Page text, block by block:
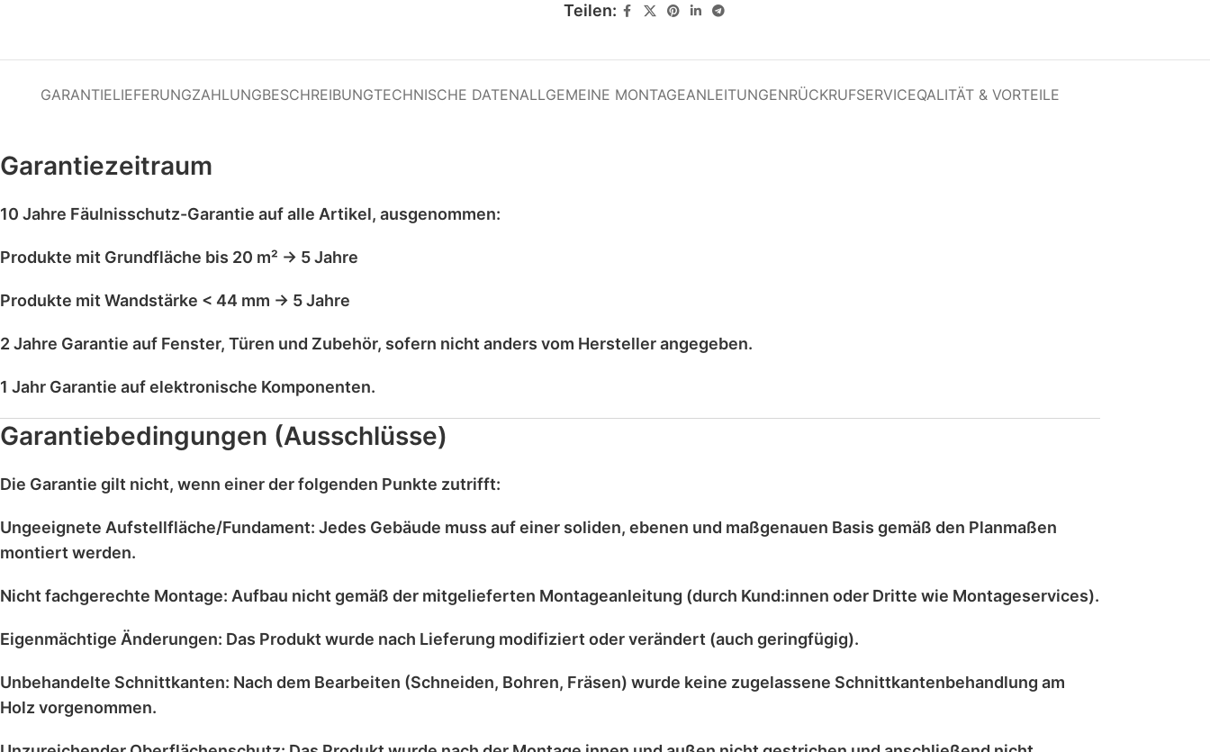
Teilen:
GARANTIELIEFERUNGZAHLUNGBESCHREIBUNGTECHNISCHE DATENALLGEMEINE MONTAGEANLEITUNGENRÜCKRUFSERVICEQALITÄT & VORTEILE
Garantiezeitraum
10 Jahre Fäulnisschutz-Garantie auf alle Artikel, ausgenommen:
Produkte mit Grundfläche bis 20 m² → 5 Jahre
Produkte mit Wandstärke < 44 mm → 5 Jahre
2 Jahre Garantie auf Fenster, Türen und Zubehör, sofern nicht anders vom Hersteller angegeben.
1 Jahr Garantie aufelektronische Komponenten.
Garantiebedingungen (Ausschlüsse)
Die Garantie gilt nicht, wenn einer der folgenden Punkte zutrifft:
Ungeeignete Aufstellfläche/Fundament: Jedes Gebäude muss auf einer soliden, ebenen und maßgenauen Basis gemäß den Planmaßen
montiert werden.
Nicht fachgerechte Montage: Aufbau nicht gemäß der mitgelieferten Montageanleitung (durch Kund:innen oder Dritte wie Montageservices).
Eigenmächtige Änderungen: Das Produkt wurde nach Lieferung modifiziert oderverändert (auch geringfügig).
Unbehandelte Schnittkanten: Nach dem Bearbeiten (Schneiden, Bohren, Fräsen) wurde keine zugelassene Schnittkantenbehandlung am
Holz vorgenommen.